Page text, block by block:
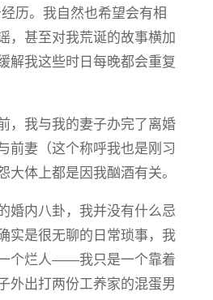
历。我自然也希望会有相
，甚至对我荒诞的故事横加
解我这些时日每晚都会重复
，我与我的妻子办完了离婚
妻（这个称呼我也是刚习
大体上都是因我酗酒有关。
婚内八卦，我并没有什么忌
实是很无聊的日常琐事，我
个烂人——我只是一个靠着
外出打两份工养家的混蛋男